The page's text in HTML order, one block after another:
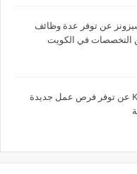
عن توفر عدة وظائف
التخصصات في الكويت
يعلن بنك الكويت الدولي KIB عن توفر فرص عمل جديدة